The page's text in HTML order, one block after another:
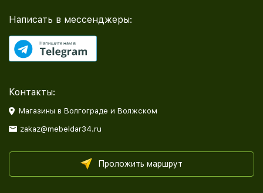
Написать в мессенджеры:
Контакты:
Магазины в Волгограде и Волжском
zakaz@mebeldar34.ru
Проложить маршрут